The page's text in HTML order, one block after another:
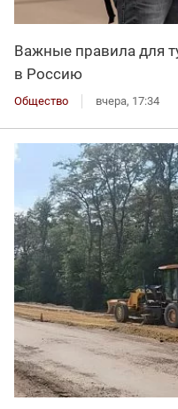
Важные правила для
в Россию
Общество вчера, 17:34